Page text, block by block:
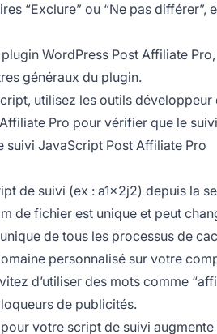
“Exclure” ou “Ne pas
WordPress Post Affiliate
généraux du plugin.
utilisez les outils
Pro pour vérifier que le
suivi JavaScript Post Affiliate Pro
de suivi (ex : a1x2j2) depuis la
de fichier est unique et peut
de tous les processus de
personnalisé sur votre
d’utiliser des mots comme
de publicités.
votre script de suivi